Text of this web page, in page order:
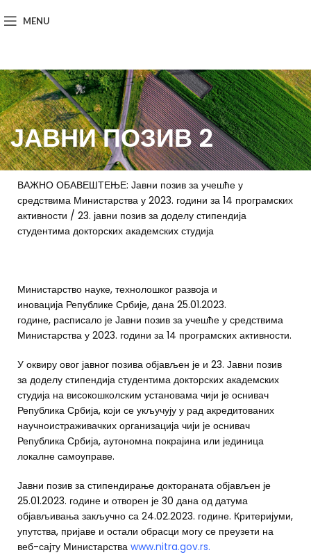
MENU
ЈАВНИ ПОЗИВ 2
ВАЖНО ОБАВЕШТЕЊЕ: Јавни позив за учешће у
средствима Министарства у 2023. години за 14 програмских
активности / 23. јавни позив за доделу стипендија
студентима докторских академских студија
Министарство науке, технолошког развоја и
иновација Републике Србије, дана 25.01.2023.
године, расписало је Јавни позив за учешће у средствима
Министарства у 2023. години за 14 програмских активности.
У оквиру овог јавног позива објављен је и 23. Јавни позив
за доделу стипендија студентима докторских академских
студија на високошколским установама чији је оснивач
Република Србија, који се укључују у рад акредитованих
научноистраживачких организација чији је оснивач
Република Србија, аутономна покрајина или јединица
локалне самоуправе.
Јавни позив за стипендирање доктораната објављен је
25.01.2023. године и отворен је 30 дана од датума
објављивања закључно са 24.02.2023. године. Критеријуми,
упутства, пријаве и остали обрасци могу се преузети на
веб-сајту Министарства www.nitra.gov.rs.